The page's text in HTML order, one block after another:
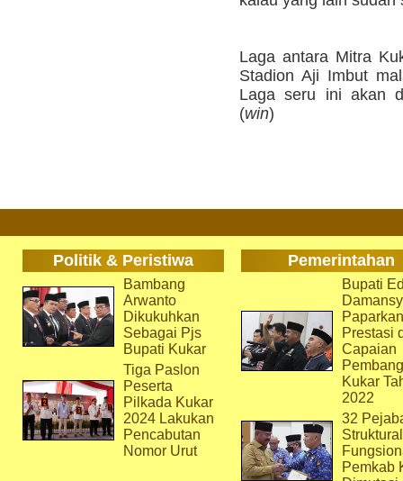
Laga antara Mitra
Stadion Aji Imbut
Laga seru ini akan
(win)
Politik & Peristiwa Pemerintahan
Bambang
Arwanto
Dikukuhkan
Sebagai Pjs
Bupati Kukar
Tiga Paslon
Peserta
Pilkada Kukar
2024 Lakukan
Pencabutan
Nomor Urut
Bupati
Paparkan
Prestasi
Capaian
Kukar
2022
32
Pemkab